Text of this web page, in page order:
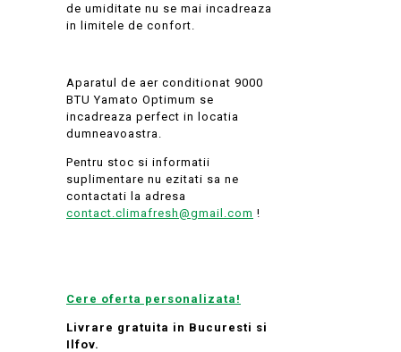
de umiditate nu se mai incadreaza
in limitele de confort.
Aparatul de aer conditionat 9000
BTU Yamato Optimum se
incadreaza perfect in locatia
dumneavoastra.
Pentru stoc si informatii
suplimentare nu ezitati sa ne
contactati la adresa
contact.climafresh@gmail.com !
Cere oferta personalizata!
Livrare gratuita in Bucuresti si
Ilfov.